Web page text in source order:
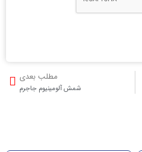
مطلب بعدی
شمش آلومینیوم جاجرم